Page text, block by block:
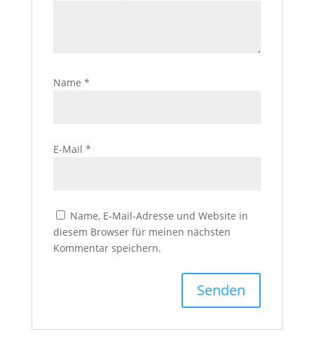
Name *
E-Mail *
Name, E-Mail-Adresse und Website in
diesem Browser für meinen nächsten
Kommentar speichern.